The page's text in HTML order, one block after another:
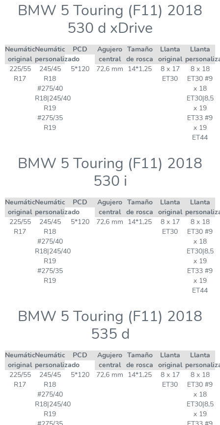
BMW 5 Touring (F11) 2018
530 d xDrive
Neumático
original
Neumático
personalizado
PCD
Agujero
central
Tamaño
de rosca
Llanta
original
Llanta
225/55
R17
245/45
R18
#275/40
R18|245/40
R19
#275/35
R19
5*120 72,6 mm 14*1,25
8 x 17
ET30
8 x 18
ET30 #9
x 18
ET30|8,5
x 19
ET33 #9
x 19
ET44
BMW 5 Touring (F11) 2018
530 i
Neumático
original
Neumático
personalizado
PCD
Agujero
central
Tamaño
de rosca
Llanta
original
Llanta
225/55
R17
245/45
R18
#275/40
R18|245/40
R19
#275/35
R19
5*120 72,6 mm 14*1,25
8 x 17
ET30
8 x 18
ET30 #9
x 18
ET30|8,5
x 19
ET33 #9
x 19
ET44
BMW 5 Touring (F11) 2018
535 d
Neumático
original
Neumático
personalizado
PCD
Agujero
central
Tamaño
de rosca
Llanta
original
Llanta
225/55
R17
245/45
R18
#275/40
R18|245/40
R19
5*120 72,6 mm 14*1,25
8 x 17
ET30
8 x 18
ET30 #9
x 18
ET30|8,5
x 19